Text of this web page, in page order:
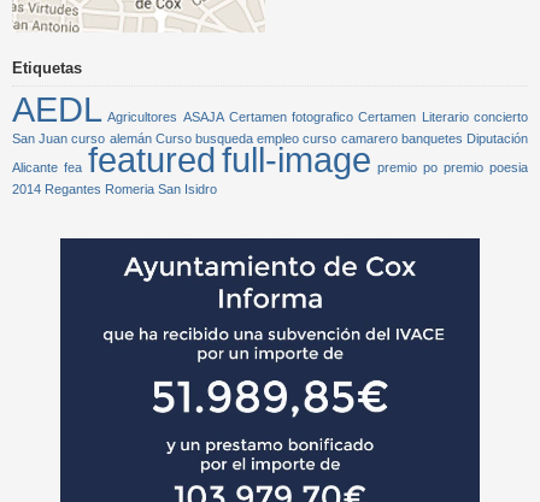
Etiquetas
AEDL Agricultores ASAJA Certamen fotografico Certamen Literario concierto
San Juan curso alemán Curso busqueda empleo curso camarero banquetes Diputación
Alicante fea featuredfull-image premio po premio poesia
2014 Regantes Romeria San Isidro